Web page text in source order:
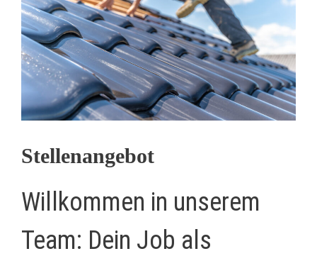
Stellenangebot
Willkommen in unserem
Team: Dein Job als